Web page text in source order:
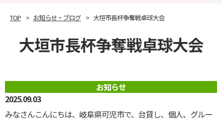
TOP お知らせ・ブログ 大垣市長杯争奪戦卓球大会
大垣市長杯争奪戦卓球大会
お知らせ
2025.09.03
みなさんこんにちは、岐阜県可児市で、台貸し、個人、グルー